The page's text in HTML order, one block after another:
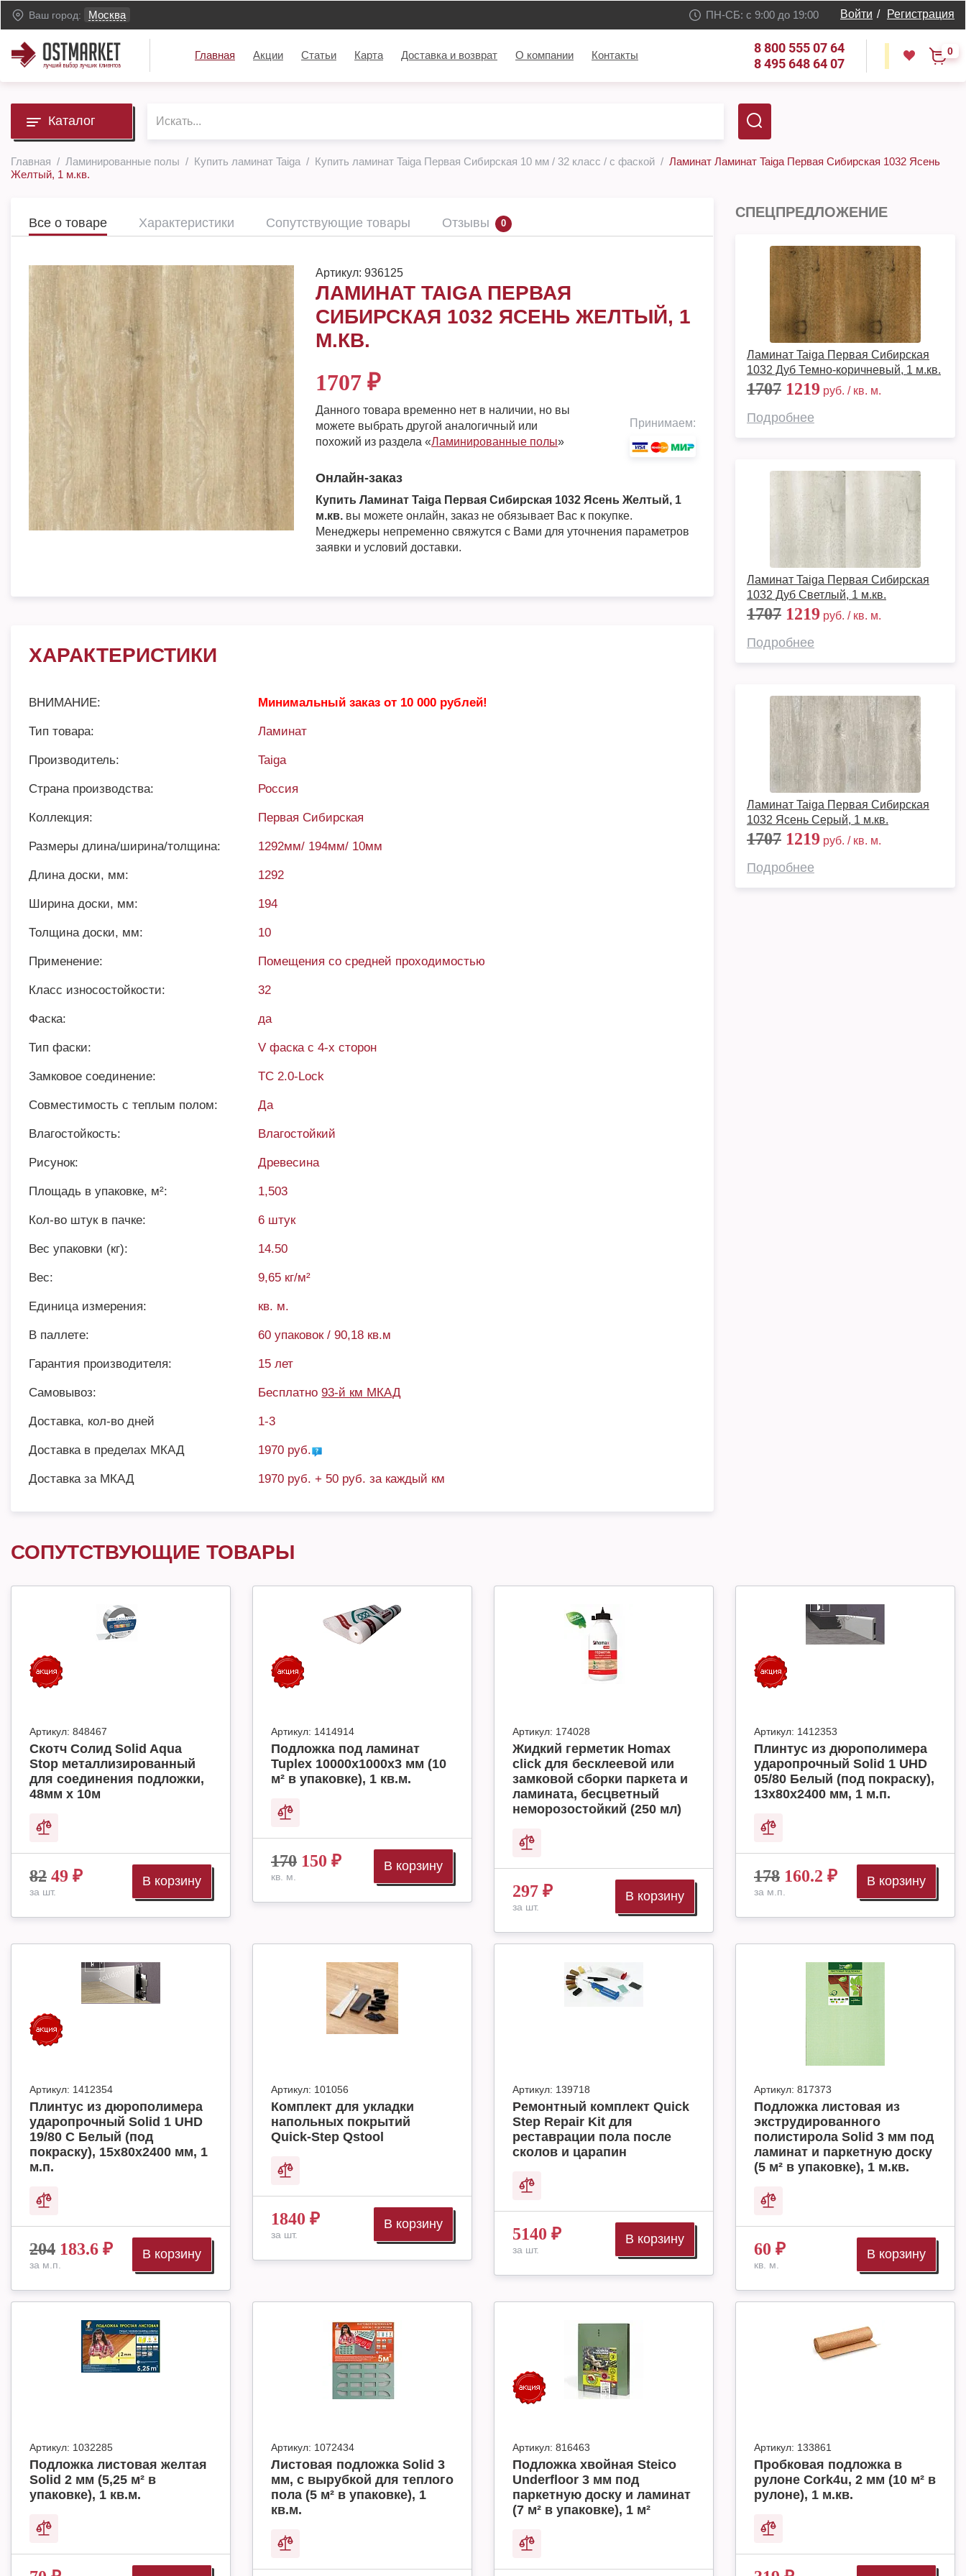
Ваш город: Москва ПН-СБ: с 9:00 до 19:00 Войти / Регистрация
Главная Акции Статьи Карта Доставка и возврат О компании Контакты
8 800 555 07 64
8 495 648 64 07
0
Каталог
Главная Ламинированные полы Купить ламинат Taiga Купить ламинат Taiga Первая Сибирская 10 мм / 32 класс / с фаской
Ламинат Ламинат Taiga Первая Сибирская 1032 Ясень
Желтый, 1 м.кв.
Все о товаре Характеристики Сопутствующие товары Отзывы 0
Артикул:936125
ЛАМИНАТ TAIGA ПЕРВАЯ
СИБИРСКАЯ 1032 ЯСЕНЬ ЖЕЛТЫЙ, 1
М.КВ.
1707 ₽
Данного товара временно нет в наличии, но вы
можете выбрать другой аналогичный или
похожий из раздела «Ламинированные полы»
Принимаем:
Онлайн-заказ
Купить Ламинат Taiga Первая Сибирская 1032 Ясень Желтый, 1
м.кв. вы можете онлайн, заказ не обязывает Вас к покупке.
Менеджеры непременно свяжутся с Вами для уточнения параметров
заявки и условий доставки.
ХАРАКТЕРИСТИКИ
ВНИМАНИЕ: Минимальный заказ от 10 000 рублей!
Тип товара: Ламинат
Производитель: Taiga
Страна производства: Россия
Коллекция: Первая Сибирская
Размеры длина/ширина/толщина: 1292мм/ 194мм/ 10мм
Длина доски, мм: 1292
Ширина доски, мм: 194
Толщина доски, мм: 10
Применение: Помещения со средней проходимостью
Класс износостойкости: 32
Фаска: да
Тип фаски: V фаска с 4-х сторон
Замковое соединение: TC 2.0-Lock
Совместимость с теплым полом: Да
Влагостойкость: Влагостойкий
Рисунок: Древесина
Площадь в упаковке, м²: 1,503
Кол-во штук в пачке: 6 штук
Вес упаковки (кг): 14.50
Вес: 9,65 кг/м²
Единица измерения: кв. м.
В паллете: 60 упаковок / 90,18 кв.м
Гарантия производителя: 15 лет
Самовывоз: Бесплатно93-й км МКАД
Доставка, кол-во дней 1-3
Доставка в пределах МКАД 1970 руб.
Доставка за МКАД 1970 руб. + 50 руб. за каждый км
СПЕЦПРЕДЛОЖЕНИЕ
Ламинат Taiga Первая Сибирская
1032 Дуб Темно-коричневый, 1 м.кв.
1707 1219 руб. / кв. м.
Подробнее
Ламинат Taiga Первая Сибирская
1032 Дуб Светлый, 1 м.кв.
1707 1219 руб. / кв. м.
Подробнее
Ламинат Taiga Первая Сибирская
1032 Ясень Серый, 1 м.кв.
1707 1219 руб. / кв. м.
Подробнее
СОПУТСТВУЮЩИЕ ТОВАРЫ
Артикул: 848467
Скотч Солид Solid Aqua
Stop металлизированный
для соединения подложки,
48мм х 10м
82 49 ₽
за шт.
В корзину
Артикул: 1414914
Подложка под ламинат
Tuplex 10000x1000x3 мм (10
м² в упаковке), 1 кв.м.
170 150 ₽
кв. м.
В корзину
Артикул: 174028
Жидкий герметик Homax
click для бесклеевой или
замковой сборки паркета и
ламината, бесцветный
неморозостойкий (250 мл)
297 ₽
за шт.
В корзину
Артикул: 1412353
Плинтус из дюрополимера
ударопрочный Solid 1 UHD
05/80 Белый (под покраску),
13х80х2400 мм, 1 м.п.
178 160.2 ₽
за м.п.
В корзину
Артикул: 1412354
Плинтус из дюрополимера
ударопрочный Solid 1 UHD
19/80 C Белый (под
покраску), 15х80х2400 мм, 1
м.п.
204 183.6 ₽
за м.п.
В корзину
Артикул: 101056
Комплект для укладки
напольных покрытий
Quick-Step Qstool
1840 ₽
за шт.
В корзину
Артикул: 139718
Ремонтный комплект Quick
Step Repair Kit для
реставрации пола после
сколов и царапин
5140 ₽
за шт.
В корзину
Артикул: 817373
Подложка листовая из
экструдированного
полистирола Solid 3 мм под
ламинат и паркетную доску
(5 м² в упаковке), 1 м.кв.
60 ₽
кв. м.
В корзину
Артикул: 1032285
Подложка листовая желтая
Solid 2 мм (5,25 м² в
упаковке), 1 кв.м.
Артикул: 1072434
Листовая подложка Solid 3
мм, с вырубкой для теплого
пола (5 м² в упаковке), 1
кв.м.
Артикул: 816463
Подложка хвойная Steico
Underfloor 3 мм под
паркетную доску и ламинат
(7 м² в упаковке), 1 м²
Артикул: 133861
Пробковая подложка в
рулоне Cork4u, 2 мм (10 м² в
рулоне), 1 м.кв.